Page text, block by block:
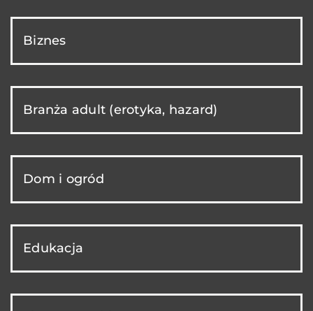
Biznes
Branża adult (erotyka, hazard)
Dom i ogród
Edukacja